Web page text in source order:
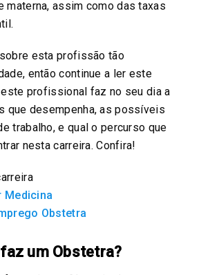
materna, assim como das taxas
esta profissão tão
então continue a ler este
profissional faz no seu dia a
que desempenha, as possíveis
trabalho, e qual o percurso que
nesta carreira. Confira!
Medicina
Obstetra
faz um Obstetra?